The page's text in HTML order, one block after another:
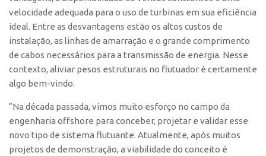
Premiações
Edição 2025
Edição 2021
Edição 2019
Inovação em Números
Propriedade Intelectual
velocidade adequada para o uso de turbinas em sua eficiência
ideal. Entre as desvantagens estão os altos custos de
instalação, as linhas de amarração e o grande comprimento
de cabos necessários para a transmissão de energia. Nesse
contexto, aliviar pesos estruturais no flutuador é certamente
algo bem-vindo.
“Na década passada, vimos muito esforço no campo da
engenharia offshore para conceber, projetar e validar esse
novo tipo de sistema flutuante. Atualmente, após muitos
projetos de demonstração, a viabilidade do conceito é